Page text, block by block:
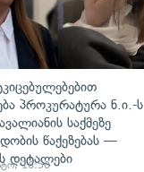
პროკურატურა ნ.ი.-ს
საქმეზე
წაქეზებას —
დეტალები
16:50